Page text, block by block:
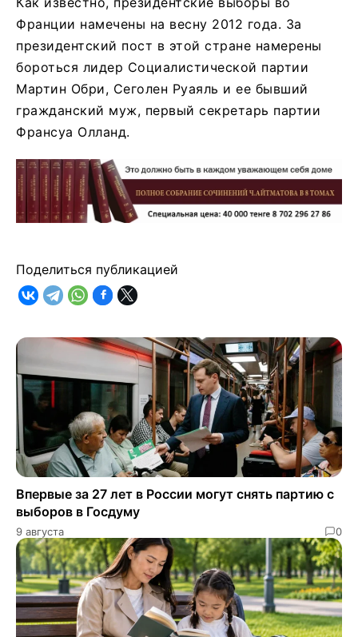
Франции намечены на весну 2012 года. За
президентский пост в этой стране намерены
бороться лидер Социалистической партии
Мартин Обри, Сеголен Руаяль и ее бывший
гражданский муж, первый секретарь партии
Франсуа Олланд.
Поделиться публикацией
Впервые за 27 лет в России могут снять партию с
выборов в Госдуму
9 августа 0